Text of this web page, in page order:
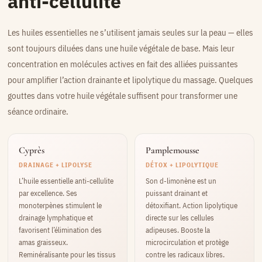
Les huiles essentielles ne s’utilisent jamais seules sur la peau — elles
sont toujours diluées dans une huile végétale de base. Mais leur
concentration en molécules actives en fait des alliées puissantes
pour amplifier l’action drainante et lipolytique du massage. Quelques
gouttes dans votre huile végétale suffisent pour transformer une
séance ordinaire.
Cyprès
DRAINAGE + LIPOLYSE
L’huile essentielle anti-cellulite
par excellence. Ses
monoterpènes stimulent le
drainage lymphatique et
favorisent l’élimination des
amas graisseux.
Reminéralisante pour les tissus
Pamplemousse
DÉTOX + LIPOLYTIQUE
Son d-limonène est un
puissant drainant et
détoxifiant. Action lipolytique
directe sur les cellules
adipeuses. Booste la
microcirculation et protège
contre les radicaux libres.